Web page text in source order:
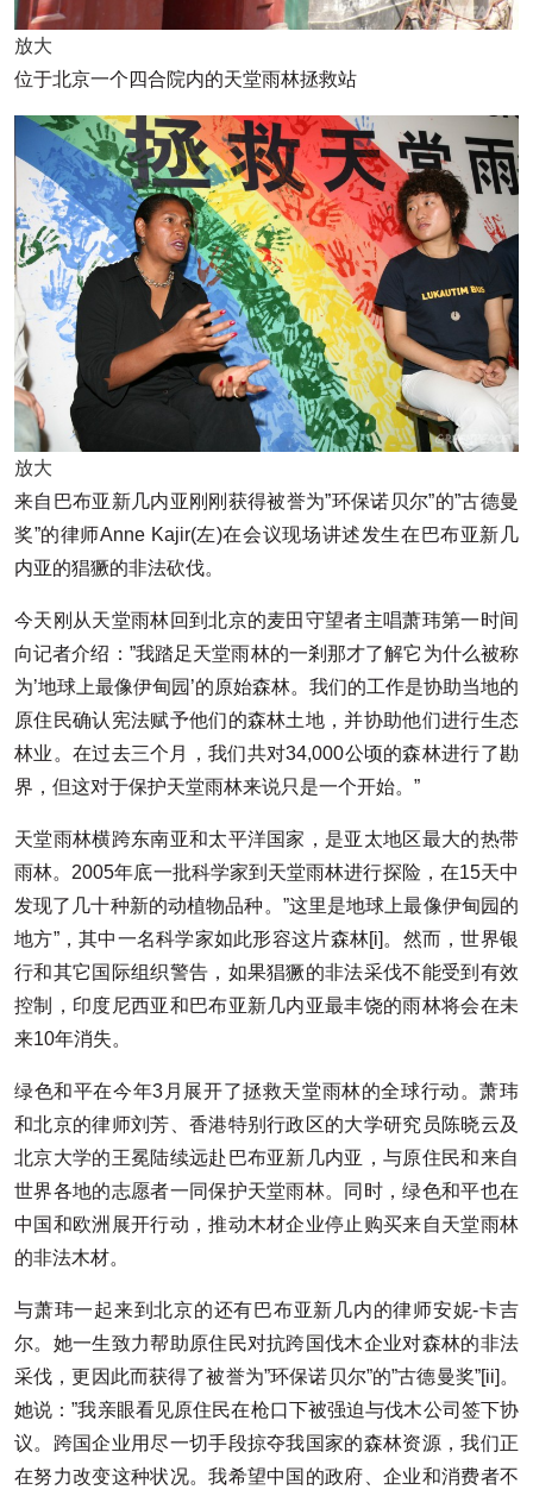
放大
位于北京一个四合院内的天堂雨林拯救站
放大
来自巴布亚新几内亚刚刚获得被誉为”环保诺贝尔”的”古德曼
奖”的律师Anne Kajir(左)在会议现场讲述发生在巴布亚新几
内亚的猖獗的非法砍伐。
今天刚从天堂雨林回到北京的麦田守望者主唱萧玮第一时间
向记者介绍：”我踏足天堂雨林的一剎那才了解它为什么被称
为’地球上最像伊甸园’的原始森林。我们的工作是协助当地的
原住民确认宪法赋予他们的森林土地，并协助他们进行生态
林业。在过去三个月，我们共对34,000公顷的森林进行了勘
界，但这对于保护天堂雨林来说只是一个开始。”
天堂雨林横跨东南亚和太平洋国家，是亚太地区最大的热带
雨林。2005年底一批科学家到天堂雨林进行探险，在15天中
发现了几十种新的动植物品种。”这里是地球上最像伊甸园的
地方”，其中一名科学家如此形容这片森林[i]。然而，世界银
行和其它国际组织警告，如果猖獗的非法采伐不能受到有效
控制，印度尼西亚和巴布亚新几内亚最丰饶的雨林将会在未
来10年消失。
绿色和平在今年3月展开了拯救天堂雨林的全球行动。萧玮
和北京的律师刘芳、香港特别行政区的大学研究员陈晓云及
北京大学的王冕陆续远赴巴布亚新几内亚，与原住民和来自
世界各地的志愿者一同保护天堂雨林。同时，绿色和平也在
中国和欧洲展开行动，推动木材企业停止购买来自天堂雨林
的非法木材。
与萧玮一起来到北京的还有巴布亚新几内的律师安妮-卡吉
尔。她一生致力帮助原住民对抗跨国伐木企业对森林的非法
采伐，更因此而获得了被誉为”环保诺贝尔”的”古德曼奖”[ii]。
她说：”我亲眼看见原住民在枪口下被强迫与伐木公司签下协
议。跨国企业用尽一切手段掠夺我国家的森林资源，我们正
在努力改变这种状况。我希望中国的政府、企业和消费者不